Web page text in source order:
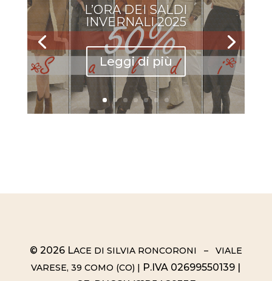
L’ORA DEI SALDI
INVERNALI 2025
Leggi di più
© 2026 LACE DI SILVIA RONCORONI – VIALE
VARESE, 39 COMO (CO) | P.IVA 02699550139 |